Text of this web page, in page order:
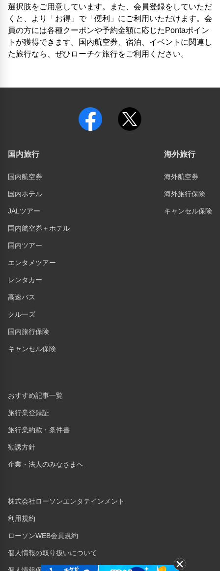
選択肢をご用意しています。また、会員登録をしていただ
くと、より「お得」で「便利」にご利用いただけます。会
員の方には各種クーポンや予約金額に応じたPontaポイン
トが獲得できます。国内航空券、宿泊、イベントに関連し
た旅行なら、ぜひローチケ旅行をご利用ください。
国内旅行
国内航空券
国内ホテル
JALツアー
国内航空券＋ホテル
国内ツアー
エンタメツアー
レンタカー
高速バス
クルーズ
国内旅行保険
キャンセル保険
おすすめ記事一覧
旅行業登録証
旅行業約款・条件書
勧誘方針
企業・法人のみなさまへ
株式会社ローソンエンタテインメント
利用規約
ローソンWEB会員規約
個人情報の取り扱いについて
海外旅行
海外航空券
海外旅行保険
キャンセル保険